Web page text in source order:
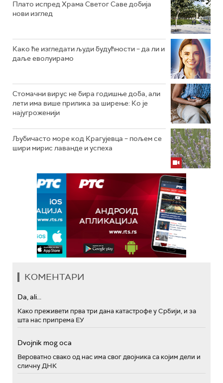
Плато испред Храма Светог Саве добија
нови изглед
Како ће изгледати људи будућности – да ли и
даље еволуирамо
Стомачни вирус не бира годишње доба, али
лети има више прилика за ширење: Ко је
најугроженији
Љубичасто море код Крагујевца – пољем се
шири мирис лаванде и успеха
КОМЕНТАРИ
Da, ali...
Како преживети прва три дана катастрофе у Србији, и за
шта нас припрема ЕУ
Dvojnik mog oca
Вероватно свако од нас има свог двојника са којим дели и
сличну ДНК